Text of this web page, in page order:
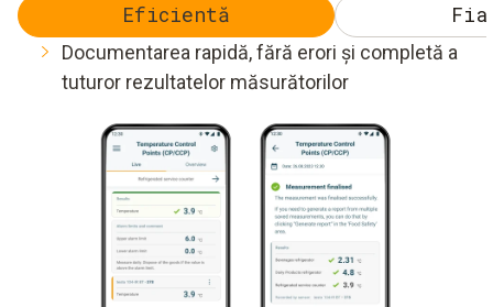
Eficientă
Documentarea rapidă, fără erori și completă a
tuturor rezultatelor măsurătorilor